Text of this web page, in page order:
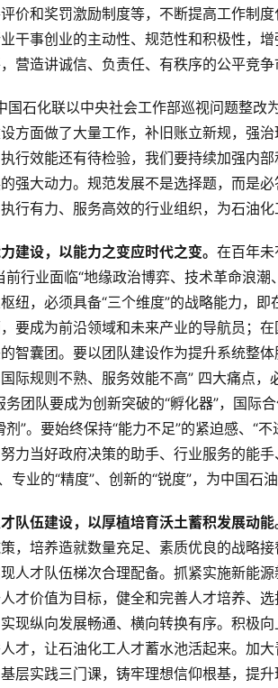
价和奖罚激励制度等，不断提高工作制
干事创业的主动性、规范性和积极性，
营造讲诚信、负责任、有秩序的公平竞
国石化联以中央社会工作部巡视问题整改
方面做了大量工作，补旧账立新规，强
行效能还有待检验，我们要持续加强内
强大动力。规范发展不是选择题，而是
行有力、服务高效的行业组织，为石油
建设，以能力之变应时代之变。 在百年
前行业面临“地缘政治博弈、技术革命浪
纽，必须具备“三个维度”的战略能力，
要成为前沿领域和未来产业的导航员；
智囊团。要以团队建设作为提升系统整
际规则不熟、服务效能不高” 四大痛点
务团队要成为创新突破的“孵化器”，国际
剂”。要始终保持“能力不足”的紧迫感、“
力当好政府决策的助手、行业服务的能
专业的“精度”、创新的“锐度”，为中国石
队伍建设，以厚植培育沃土蓄积发展动能
，培养造就数量充足、素质优良的战略
人才队伍梯次合理配备。抓紧实施新能
才价值为目标，健全和完善人才培养、
现纵向发展畅通、横向转换有序。积极
才，让石油化工人才蓄水池活起来。加
层实践三门课，铸牢理想信仰根基，提